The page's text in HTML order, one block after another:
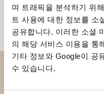
며 트래픽을 분석하기 위
트 사용에 대한 정보를 소
공유합니다. 이러한 소셜
의 해당 서비스 이용을 통
기타 정보와 Google이 공
수 있습니다.